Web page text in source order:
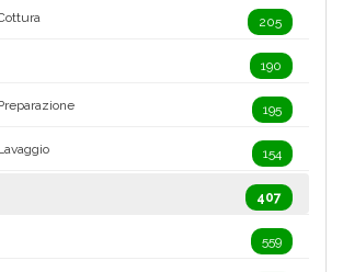
205
190
195
154
407
559